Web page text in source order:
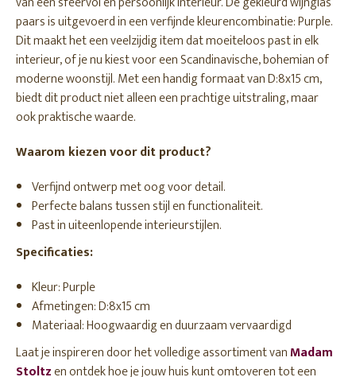
paars is uitgevoerd in een verfijnde kleurencombinatie: Purple.
Dit maakt het een veelzijdig item dat moeiteloos past in elk
interieur, of je nu kiest voor een Scandinavische, bohemian of
moderne woonstijl. Met een handig formaat van D:8x15 cm,
biedt dit product niet alleen een prachtige uitstraling, maar
ook praktische waarde.
Waarom kiezen voor dit product?
Verfijnd ontwerp met oog voor detail.
Perfecte balans tussen stijl en functionaliteit.
Past in uiteenlopende interieurstijlen.
Specificaties:
Kleur: Purple
Afmetingen: D:8x15 cm
Materiaal: Hoogwaardig en duurzaam vervaardigd
Laat je inspireren door het volledige assortiment vanMadam
Stoltzen ontdek hoe je jouw huis kunt omtoveren tot een